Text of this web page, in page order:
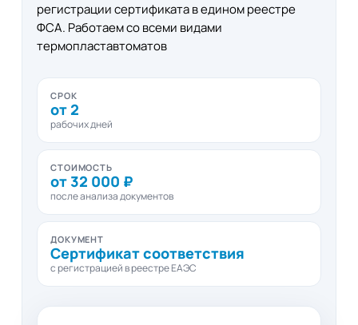
регистрации сертификата в едином реестре
ФСА. Работаем со всеми видами
термопластавтоматов
СРОК
от 2
рабочих дней
СТОИМОСТЬ
от 32 000 ₽
после анализа документов
ДОКУМЕНТ
Сертификат соответствия
с регистрацией в реестре ЕАЭС